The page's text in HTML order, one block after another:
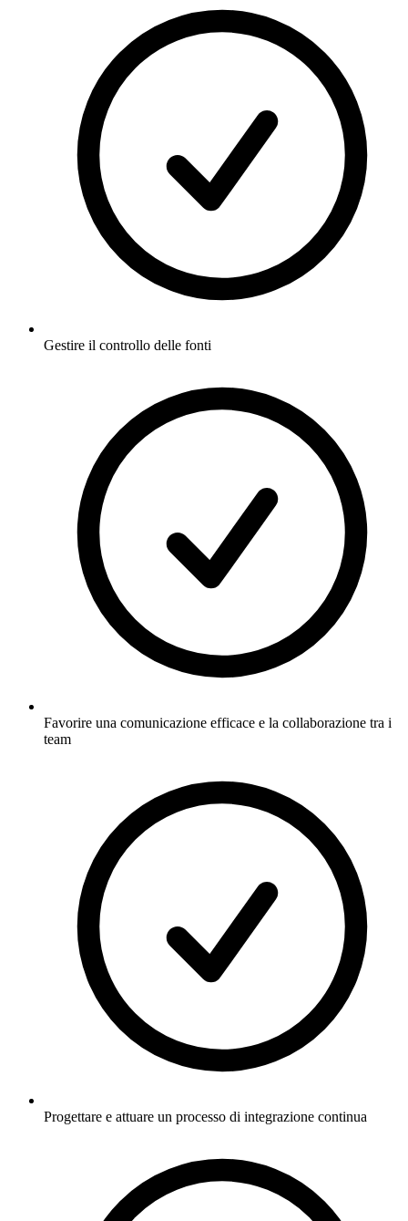
Gestire il controllo delle fonti
Favorire una comunicazione efficace e la collaborazione tra i
team
Progettare e attuare un processo di integrazione continua